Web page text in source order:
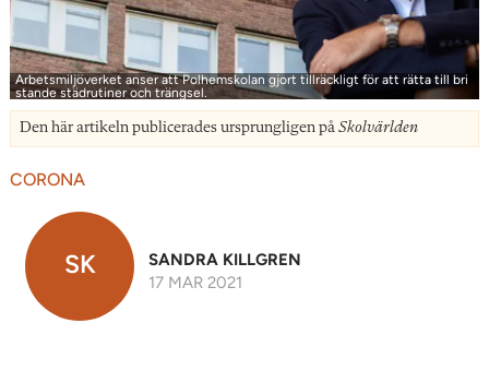
Arbetsmiljöverket anser att Polhemskolan gjort tillräckligt för att rätta till bri
stande städrutiner och trängsel.
Den här artikeln publicerades ursprungligen på Skolvärlden
CORONA
SK
SANDRA KILLGREN
17 MAR 2021